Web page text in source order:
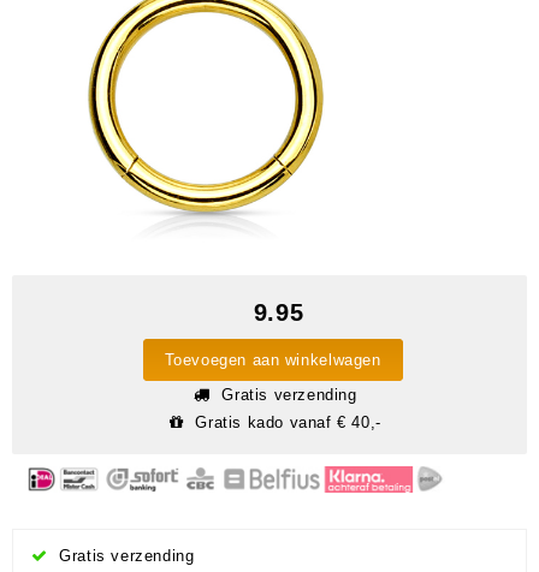
9.95
Toevoegen aan winkelwagen
Gratis verzending
Gratis kado vanaf € 40,-
Gratis verzending